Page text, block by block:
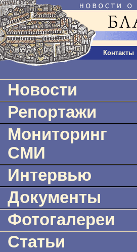
Контакты
Новости
Репортажи
Мониторинг
СМИ
Интервью
Документы
Фотогалереи
Статьи